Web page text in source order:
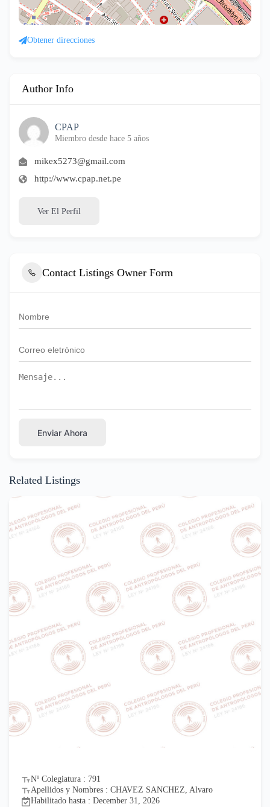
Obtener direcciones
Author Info
CPAP
Miembro desde hace 5 años
mikex5273@gmail.com
http://www.cpap.net.pe
Ver El Perfil
Contact Listings Owner Form
Enviar Ahora
Related Listings
Nº Colegiatura : 791
Apellidos y Nombres : CHAVEZ SANCHEZ, Alvaro
Habilitado hasta : December 31, 2026